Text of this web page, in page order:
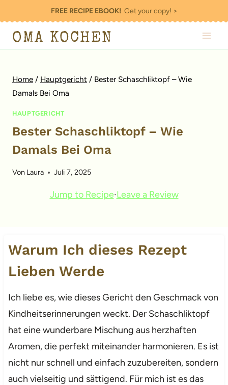
Inhalt
springen
FREE RECIPE EBOOK!Get your copy! >
OMA KOCHEN
Home / Hauptgericht / Bester Schaschliktopf – Wie
Damals Bei Oma
HAUPTGERICHT
Bester Schaschliktopf – Wie
Damals Bei Oma
Von Laura Juli 7, 2025
Jump to Recipe·Leave a Review
Warum Ich dieses Rezept
Lieben Werde
Ich liebe es, wie dieses Gericht den Geschmack von
Kindheitserinnerungen weckt. Der Schaschliktopf
hat eine wunderbare Mischung aus herzhaften
Aromen, die perfekt miteinander harmonieren. Es ist
nicht nur schnell und einfach zuzubereiten, sondern
auch vielseitig und sättigend. Für mich ist es das